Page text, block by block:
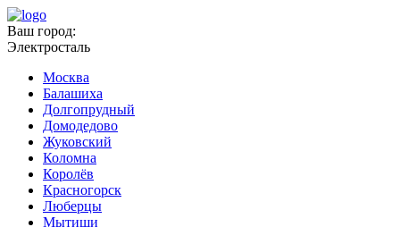
Ваш город:
Электросталь
Москва
Балашиха
Долгопрудный
Домодедово
Жуковский
Коломна
Королёв
Красногорск
Люберцы
Мытищи